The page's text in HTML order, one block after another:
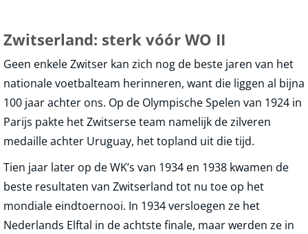
Zwitserland: sterk vóór WO II
Geen enkele Zwitser kan zich nog de beste jaren van het
nationale voetbalteam herinneren, want die liggen al bijna
100 jaar achter ons. Op de Olympische Spelen van 1924 in
Parijs pakte het Zwitserse team namelijk de zilveren
medaille achter Uruguay, het topland uit die tijd.
Tien jaar later op de WK’s van 1934 en 1938 kwamen de
beste resultaten van Zwitserland tot nu toe op het
mondiale eindtoernooi. In 1934 versloegen ze het
Nederlands Elftal in de achtste finale, maar werden ze in